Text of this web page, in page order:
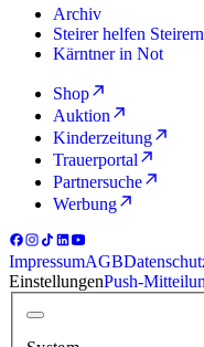
Archiv
Steirer helfen Steirern
Kärntner in Not
Shop
Auktion
Kinderzeitung
Trauerportal
Partnersuche
Werbung
ImpressumAGB
EinstellungenPush-